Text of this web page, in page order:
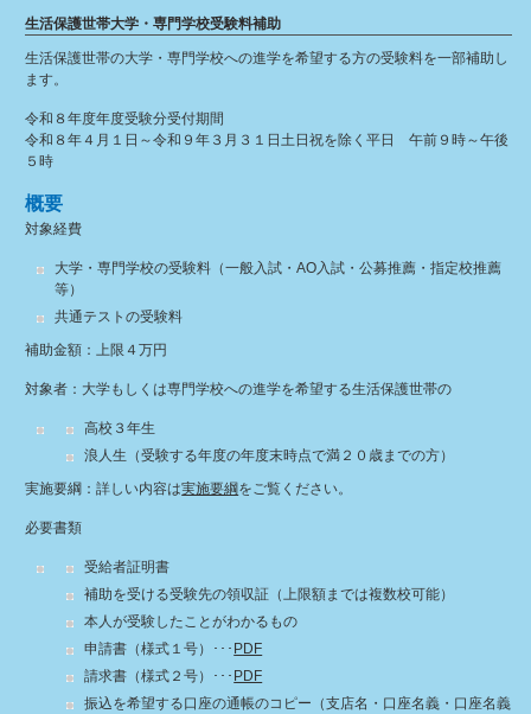
生活保護世帯大学・専門学校受験料補助
生活保護世帯の大学・専門学校への進学を希望する方の受験料を一部補助し
ます。
令和８年度年度受験分受付期間
令和８年４月１日～令和９年３月３１日土日祝を除く平日 午前９時～午後
５時
概要
対象経費
大学・専門学校の受験料（一般入試・AO入試・公募推薦・指定校推薦
等）
共通テストの受験料
補助金額：上限４万円
対象者： 大学もしくは専門学校への進学を希望する生活保護世帯の
高校３年生
浪人生（受験する年度の年度末時点で満２０歳までの方）
実施要綱 ：詳しい内容は実施要綱をご覧ください。
必要書類
受給者証明書
補助を受ける受験先の領収証（上限額までは複数校可能）
本人が受験したことがわかるもの
申請書（様式１号）･･･ PDF
請求書（様式２号）･･･ PDF
振込を希望する口座の通帳のコピー（支店名・口座名義・口座名義